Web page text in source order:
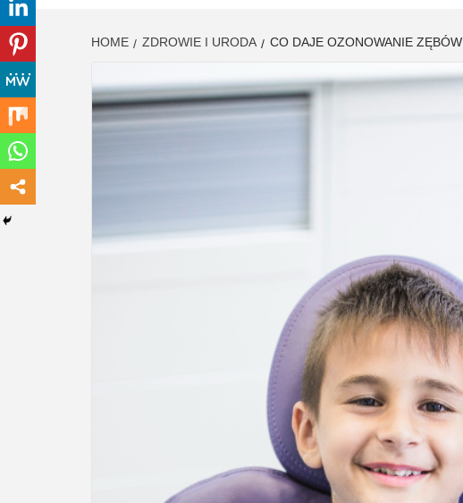
HOME ZDROWIE I URODA CO DAJE OZONOWANIE